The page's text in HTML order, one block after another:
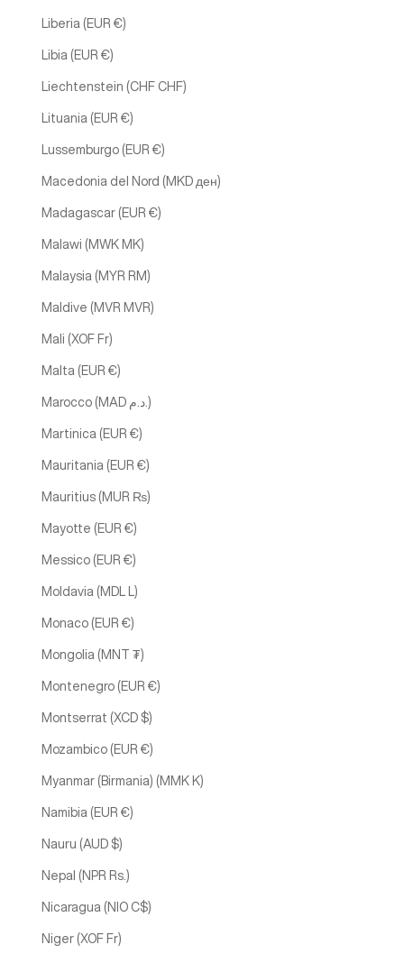
Liberia (EUR €)
Libia (EUR €)
Liechtenstein (CHF CHF)
Lituania (EUR €)
Lussemburgo (EUR €)
Macedonia del Nord (MKD ден)
Madagascar (EUR €)
Malawi (MWK MK)
Malaysia (MYR RM)
Maldive (MVR MVR)
Mali (XOF Fr)
Malta (EUR €)
Marocco (MAD د.م.)
Martinica (EUR €)
Mauritania (EUR €)
Mauritius (MUR ₨)
Mayotte (EUR €)
Messico (EUR €)
Moldavia (MDL L)
Monaco (EUR €)
Mongolia (MNT ₮)
Montenegro (EUR €)
Montserrat (XCD $)
Mozambico (EUR €)
Myanmar (Birmania) (MMK K)
Namibia (EUR €)
Nauru (AUD $)
Nepal (NPR Rs.)
Nicaragua (NIO C$)
Niger (XOF Fr)